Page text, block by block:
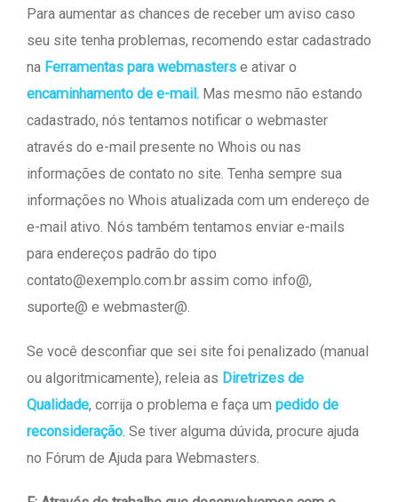
Para aumentar as chances de receber um aviso caso
seu site tenha problemas, recomendo estar cadastrado
na Ferramentas para webmasters e ativar o
encaminhamento de e-mail. Mas mesmo não estando
cadastrado, nós tentamos notificar o webmaster
através do e-mail presente no Whois ou nas
informações de contato no site. Tenha sempre sua
informações no Whois atualizada com um endereço de
e-mail ativo. Nós também tentamos enviar e-mails
para endereços padrão do tipo
contato@exemplo.com.br assim como info@,
suporte@ e webmaster@.
Se você desconfiar que sei site foi penalizado (manual
ou algoritmicamente), releia as Diretrizes de
Qualidade, corrija o problema e faça um pedido de
reconsideração . Se tiver alguma dúvida, procure ajuda
no Fórum de Ajuda para Webmasters.